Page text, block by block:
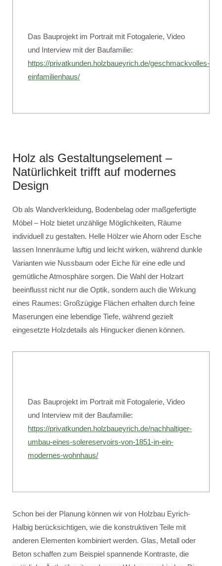
Das Bauprojekt im Portrait mit Fotogalerie, Video
und Interview mit der Baufamilie:
https://privatkunden.holzbaueyrich.de/geschmackvolles-
einfamilienhaus/
Holz als Gestaltungselement –
Natürlichkeit trifft auf modernes
Design
Ob als Wandverkleidung, Bodenbelag oder maßgefertigte
Möbel – Holz bietet unzählige Möglichkeiten, Räume
individuell zu gestalten. Helle Hölzer wie Ahorn oder Esche
lassen Innenräume luftig und leicht wirken, während dunkle
Varianten wie Nussbaum oder Eiche für eine edle und
gemütliche Atmosphäre sorgen. Die Wahl der Holzart
beeinflusst nicht nur die Optik, sondern auch die Wirkung
eines Raumes: Großzügige Flächen erhalten durch feine
Maserungen eine lebendige Tiefe, während gezielt
eingesetzte Holzdetails als Hingucker dienen können.
Das Bauprojekt im Portrait mit Fotogalerie, Video
und Interview mit der Baufamilie:
https://privatkunden.holzbaueyrich.de/nachhaltiger-
umbau-eines-solereservoirs-von-1851-in-ein-
modernes-wohnhaus/
Schon bei der Planung können wir von Holzbau Eyrich-
Halbig berücksichtigen, wie die konstruktiven Teile mit
anderen Elementen kombiniert werden. Glas, Metall oder
Beton schaffen zum Beispiel spannende Kontraste, die